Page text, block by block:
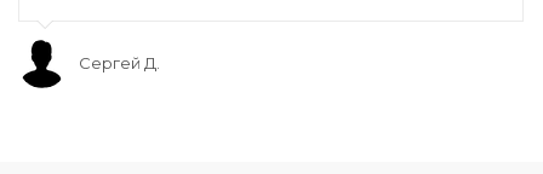
Сергей Д.